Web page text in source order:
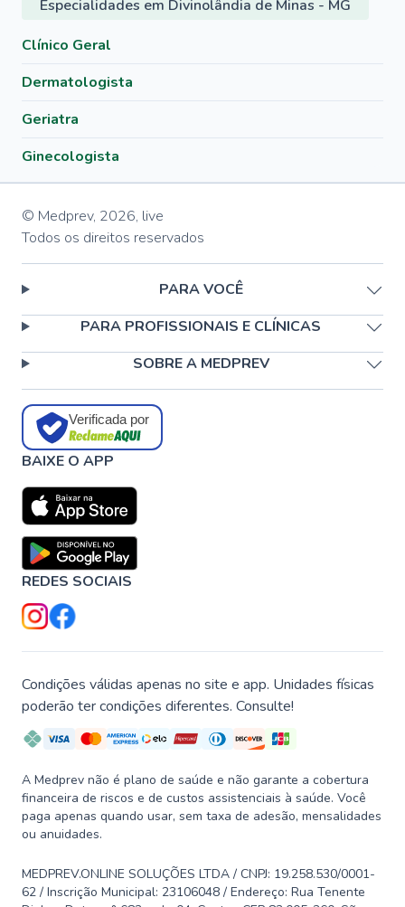
Especialidades em Divinolândia de Minas - MG
Clínico Geral
Dermatologista
Geriatra
Ginecologista
© Medprev, 2026, live
Todos os direitos reservados
PARA VOCÊ
PARA PROFISSIONAIS E CLÍNICAS
SOBRE A MEDPREV
Verificada por
BAIXE O APP
REDES SOCIAIS
Condições válidas apenas no site e app. Unidades físicas
poderão ter condições diferentes. Consulte!
A Medprev não é plano de saúde e não garante a cobertura
financeira de riscos e de custos assistenciais à saúde. Você
paga apenas quando usar, sem taxa de adesão, mensalidades
ou anuidades.
MEDPREV.ONLINE SOLUÇÕES LTDA / CNPJ: 19.258.530/0001-
62 / Inscrição Municipal: 23106048 / Endereço: Rua Tenente